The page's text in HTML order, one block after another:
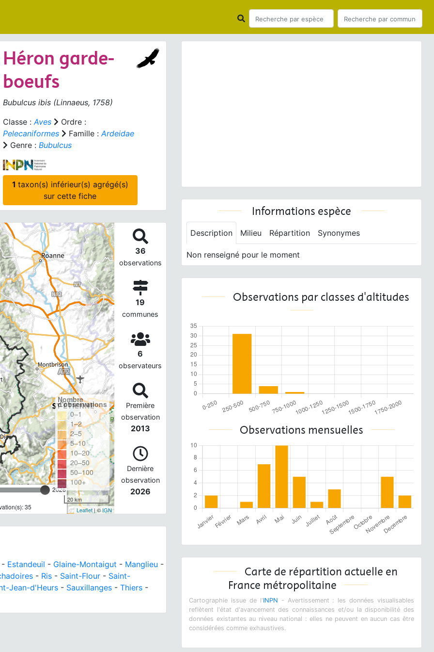
Héron garde-
boeufs
Bubulcus ibis(Linnaeus, 1758)
Classe :Aves
Ordre :
Pelecaniformes
Famille :Ardeidae
Genre : Bubulcus
1 taxon(s) inférieur(s) agrégé(s)
sur cette fiche
2026
35
Nombre
d'observations
0–1
1–2
2–5
5–10
10–20
20–50
50–100
100+
20 km
Leaflet| ©IGN
36
observations
19
communes
6
observateurs
Première
observation
2013
Dernière
observation
2026
Estandeuil - Glaine-Montaigut - Manglieu -
- Ris - Saint-Flour - Saint-
Jean-d'Heurs - Sauxillanges - Thiers -
Informations espèce
Description Milieu Répartition Synonymes
Non renseigné pour le moment
Observations par classes d'altitudes
Observations mensuelles
Carte de répartition actuelle en
France métropolitaine
Cartographie issue de l'INPN - Avertissement : les données visualisables
reflètent l'état d'avancement des connaissances et/ou la disponibilité des
données existantes au niveau national : elles ne peuvent en aucun cas être
considérées comme exhaustives.